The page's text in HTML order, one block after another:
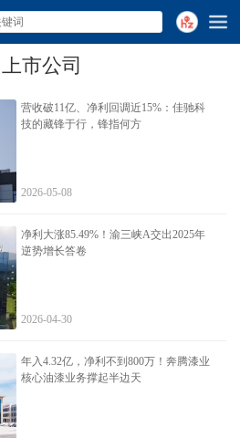
上市公司
营收破11亿、净利回调近15%：佳驰科
技的藏锋于行，锋指何方
2026-05-08
净利大涨85.49%！渝三峡A交出2025年
逆势增长答卷
2026-04-30
年入4.32亿，净利不到800万！奔腾漆业
核心油漆业务撑起半边天